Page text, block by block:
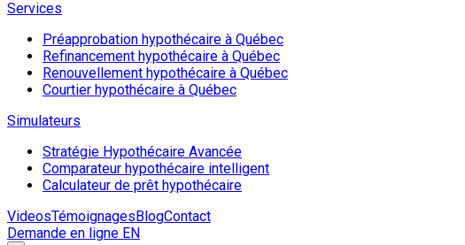
Services
Préapprobation hypothécaire à Québec
Refinancement hypothécaire à Québec
Renouvellement hypothécaire à Québec
Courtier hypothécaire à Québec
Simulateurs
Stratégie Hypothécaire Avancée
Comparateur hypothécaire intelligent
Calculateur de prêt hypothécaire
VideosTémoignagesBlogContact
Demande en ligne EN